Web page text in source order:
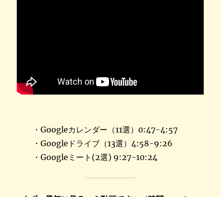
・Googleカレンダー（11選）0:47-4:57
・Googleドライブ（13選）4:58-9:26
・Googleミート(2選) 9:27-10:24